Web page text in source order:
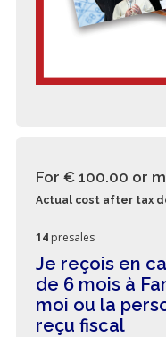
For € 100.00 or
Actual cost after tax
14 presales
Je reçois en
de 6 mois à
moi ou la
reçu fiscal